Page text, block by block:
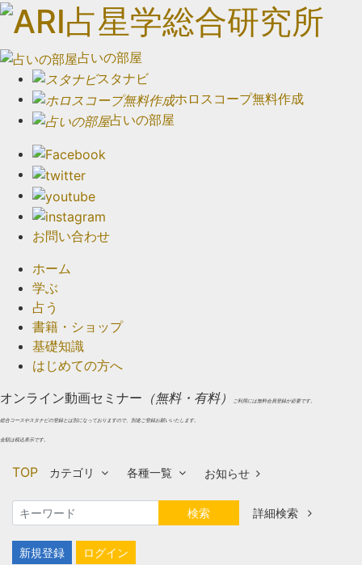
占いの部屋
スタナビ
ホロスコープ無料作成
占いの部屋
お問い合わせ
ホーム
学ぶ
占う
書籍・ショップ
基礎知識
はじめての方へ
オンライン動画セミナー （無料・有料） ご利用には無料会員登録が必要です。
総合コースやスタナビの登録とは別になっておりますので、別途ご登録お願いいたします。
金額は税込表示です。
TOP カテゴリ 各種一覧 お知らせ
検索 詳細検索
新規登録 ログイン